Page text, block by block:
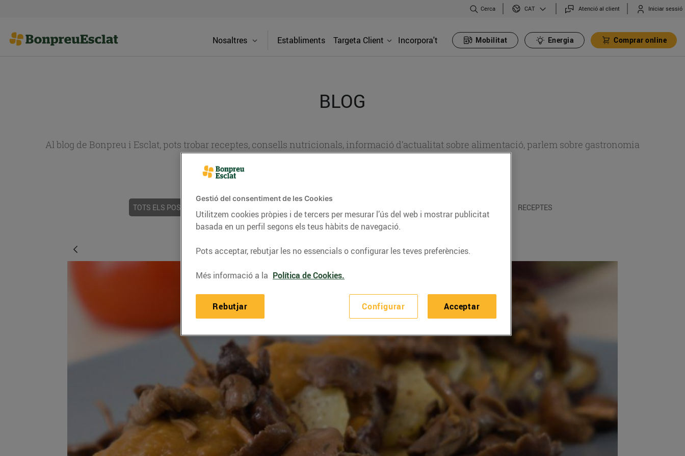
Cerca CAT Atenció al client Iniciar sessió
Nosaltres Establiments Targeta Client Incorpora't Mobilitat Energia Comprar online
BLOG
Al blog de Bonpreu i Esclat, pots trobar receptes, consells nutricionals, informació d’actualitat sobre alimentació, parlem sobre gastronomia
TOTS ELS POSTS RECEPTES
Gestió del consentiment de les Cookies
Utilitzem cookies pròpies i de tercers per mesurar l’ús del web i mostrar publicitat
basada en un perfil segons els teus hàbits de navegació.
Pots acceptar, rebutjar les no essencials o configurar les teves preferències.
Més informació a la Política de Cookies.
Configurar
Rebutjar Acceptar